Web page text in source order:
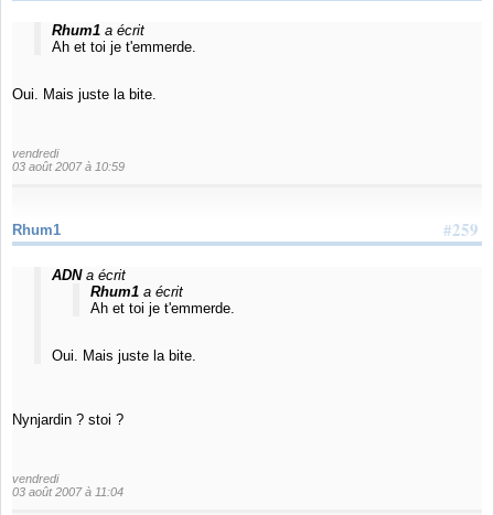
Rhum1a écrit
Ah et toi je t'emmerde.
Oui. Mais juste la bite.
vendredi
03 août 2007 à 10:59
#259
Rhum1
ADNa écrit
Rhum1 a écrit
Ah et toi je t'emmerde.
Oui. Mais juste la bite.
Nynjardin ? stoi ?
vendredi
03 août 2007 à 11:04